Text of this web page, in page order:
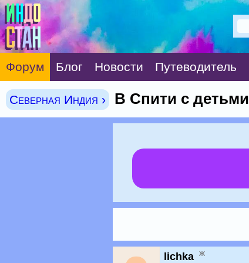
Форум Блог Новости Путеводитель
Северная Индия › В Спити с детьми
lichka ж